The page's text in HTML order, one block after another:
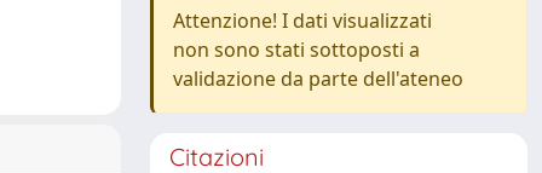
Attenzione! I dati visualizzati
non sono stati sottoposti a
validazione da parte dell'ateneo
Citazioni